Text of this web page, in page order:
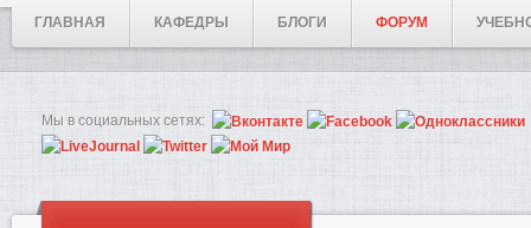
ГЛАВНАЯ КАФЕДРЫ БЛОГИ ФОРУМ
Мы в социальных сетях: